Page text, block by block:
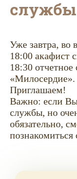
Уже завтра, во
18:00 акафист
18:30
«Милосердие».
Приглашаем!
Важно: если
службы, но
обязательно,